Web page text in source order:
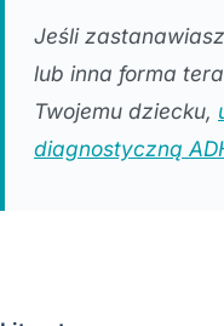
Jeśli
lub inna forma
Twojemu dziecku,
diagnostyczną